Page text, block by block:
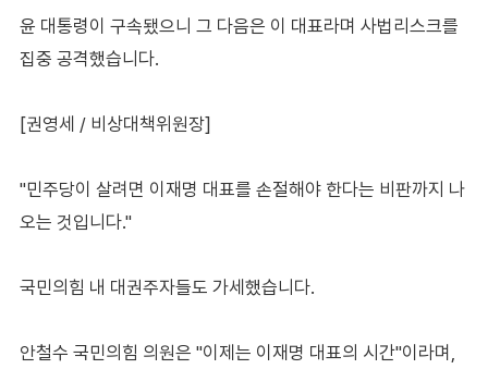
윤 대통령이 구속됐으니 그 다음은 이 대표라며 사법리스크를
집중 공격했습니다.
[권영세 / 비상대책위원장]
"민주당이 살려면 이재명 대표를 손절해야 한다는 비판까지 나
오는 것입니다."
국민의힘 내 대권주자들도 가세했습니다.
안철수 국민의힘 의원은 "이제는 이재명 대표의 시간"이라며,